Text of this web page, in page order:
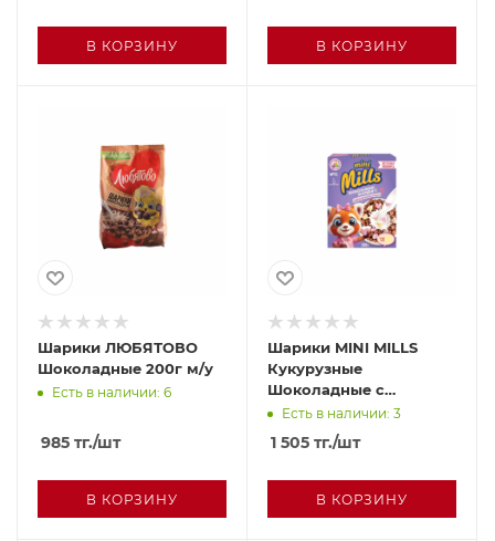
В КОРЗИНУ В КОРЗИНУ
Шарики ЛЮБЯТОВО
Шоколадные 200г м/у
Есть в наличии: 6
985 тг./шт
В КОРЗИНУ
Шарики MINI MILLS
Кукурузные
Шоколадные с
маршмеллоу 200г кор
Есть в наличии: 3
1 505 тг./шт
В КОРЗИНУ